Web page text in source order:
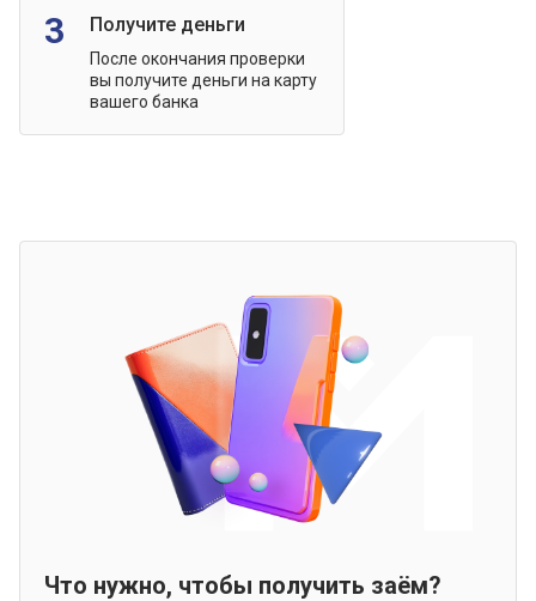
3 Получите деньги
После окончания проверки
вы получите деньги на карту
вашего банка
Что нужно, чтобы получить заём?